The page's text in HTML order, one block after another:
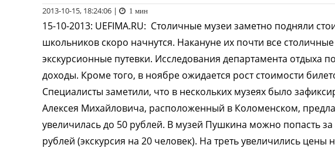
2013-10-15, 18:24:06 | 1 мин
15-10-2013: UEFIMA.RU: Столичные музеи заметно подняли
школьников скоро начнутся. Накануне их почти все
экскурсионные путевки. Исследования департамента отдыха
доходы. Кроме того, в ноябре ожидается рост стоимости
Специалисты заметили, что в нескольких музеях было
Алексея Михайловича, расположенный в Коломенском,
увеличилась до 50 рублей. В музей Пушкина можно попасть за
рублей (экскурсия на 20 человек). На треть увеличились